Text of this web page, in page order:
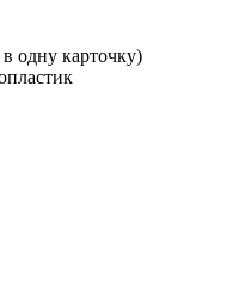
одну карточку)